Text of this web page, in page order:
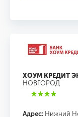
ХОУМ КРЕДИТ
НОВГОРОД
Адрес: Нижний